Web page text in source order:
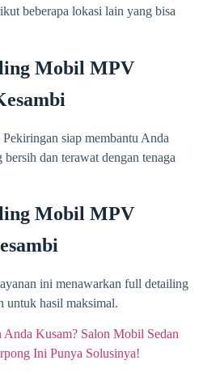
beberapa lokasi lain yang bisa
Mobil MPV
siap membantu Anda
dan terawat dengan tenaga
Mobil MPV
ini menawarkan full detailing
untuk hasil maksimal.
Anda Kusam? Salon Mobil Sedan
Ini Punya Solusinya!